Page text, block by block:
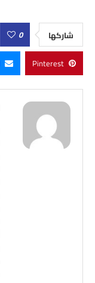
شاركها 0
Pinterest